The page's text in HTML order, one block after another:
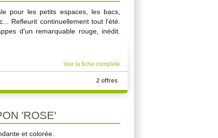
pour les petits espaces, les bacs,
Refleurit continuellement tout l'été.
d'un remarquable rouge, inédit.
Voir la fiche complète
2 offres
'ROSE'
et colorée.